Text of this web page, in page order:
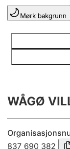
Lag og
Registrere,
Årsregnskap
Innsending
Mørk bakgrunn
Opplysninger er
WÅGØ
837 690 382